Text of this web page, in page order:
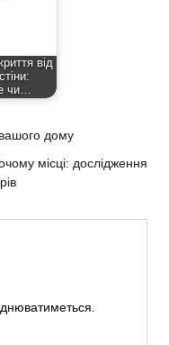
від
чи…
дому
місці: дослідження